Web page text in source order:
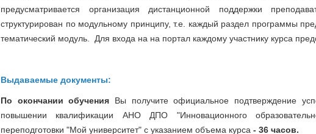
предусматривается организация дистанционной поддержки
структурирован по модульному принципу, т.е. каждый раздел программы
тематический модуль. Для входа на на портал каждому участнику курса
Выдаваемые документы:
По окончании обучения Вы получите официальное подтверждение
повышении квалификации
АНО ДПО "Инновационного
переподготовки "Мой университет" с указанием объема курса - 36 часов.